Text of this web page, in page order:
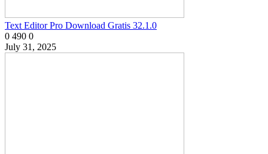
Text Editor Pro Download Gratis 32.1.0
0 490 0
July 31, 2025